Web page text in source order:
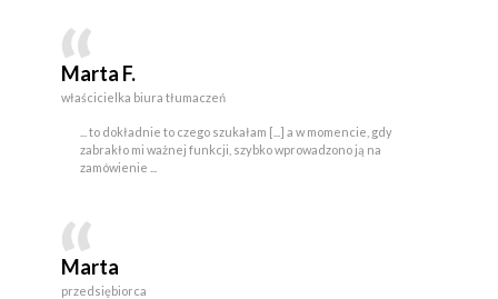
Marta F.
właścicielka biura tłumaczeń
... to dokładnie to czego szukałam [...] a w momencie, gdy
zabrakło mi ważnej funkcji, szybko wprowadzono ją na
zamówienie ...
Marta
przedsiębiorca